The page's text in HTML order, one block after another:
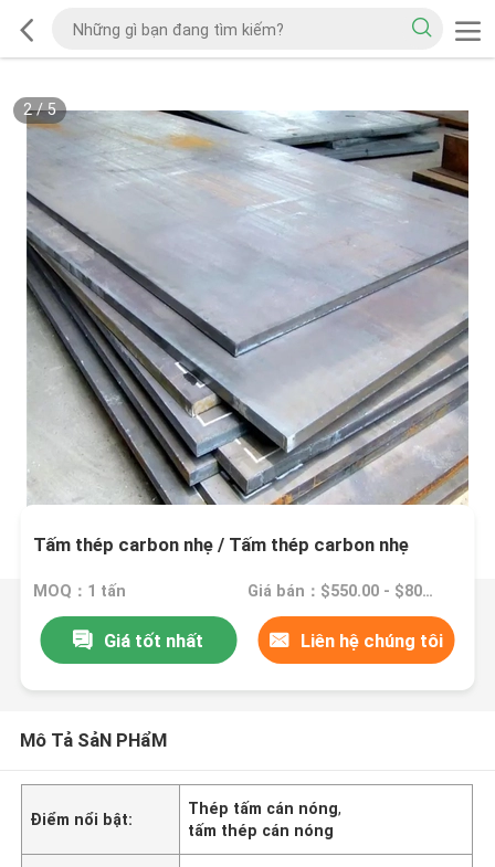
2/5
Tấm thép carbon nhẹ / Tấm thép carbon nhẹ
MOQ：1 tấn Giá bán：$550.00 - $800.00/Tons
Giá tốt nhất Liên hệ chúng tôi
Mô Tả SảN PHẩM
Điểm nổi bật:
Thép tấm cán nóng,
tấm thép cán nóng